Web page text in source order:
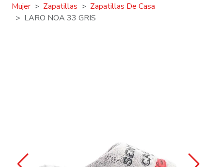
Mujer Zapatillas
Zapatillas De Casa
LARO NOA 33 GRIS